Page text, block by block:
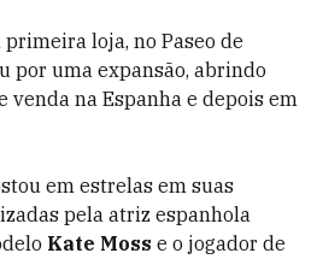
primeira loja, no Paseo de
por uma expansão, abrindo
venda na Espanha e depois em
em estrelas em suas
pela atriz espanhola
Kate Moss e o jogador de